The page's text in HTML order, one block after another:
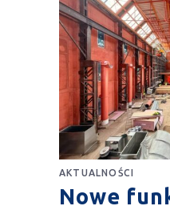
AKTUALNOŚCI
Nowe